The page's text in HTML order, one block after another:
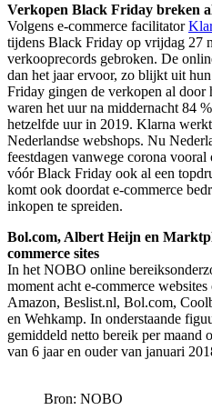
Verkopen Black Friday breken
Volgens e-commerce facilitator
tijdens Black Friday op vrijdag 27
verkooprecords gebroken. De
dan het jaar ervoor, zo blijkt uit
Friday gingen de verkopen al door
waren het uur na middernacht 84
hetzelfde uur in 2019. Klarna
Nederlandse webshops. Nu
feestdagen vanwege corona
vóór Black Friday ook al een
komt ook doordat e-commerce
inkopen te spreiden.
Bol.com, Albert Heijn en
commerce sites
In het NOBO online
moment acht e-commerce
Amazon, Beslist.nl, Bol.com,
en Wehkamp. In onderstaande
gemiddeld netto bereik per maand
van 6 jaar en ouder van januari
Bron: NOBO